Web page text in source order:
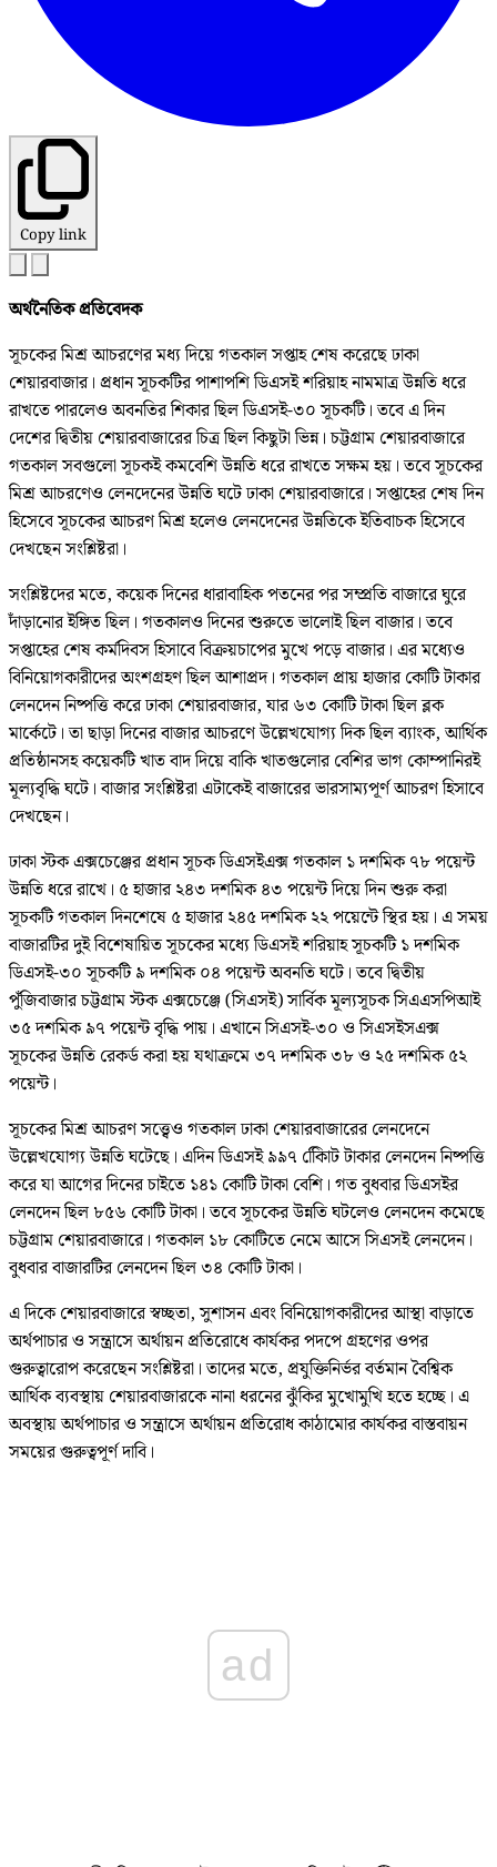
Copy link
অর্থনৈতিক প্রতিবেদক
সূচকের মিশ্র আচরণের মধ্য দিয়ে গতকাল সপ্তাহ শেষ করেছে ঢাকা
শেয়ারবাজার। প্রধান সূচকটির পাশাপশি ডিএসই শরিয়াহ নামমাত্র উন্নতি ধরে
রাখতে পারলেও অবনতির শিকার ছিল ডিএসই-৩০ সূচকটি। তবে এ দিন
দেশের দ্বিতীয় শেয়ারবাজারের চিত্র ছিল কিছুটা ভিন্ন। চট্টগ্রাম শেয়ারবাজারে
গতকাল সবগুলো সূচকই কমবেশি উন্নতি ধরে রাখতে সক্ষম হয়। তবে সূচকের
মিশ্র আচরণেও লেনদেনের উন্নতি ঘটে ঢাকা শেয়ারবাজারে। সপ্তাহের শেষ দিন
হিসেবে সূচকের আচরণ মিশ্র হলেও লেনদেনের উন্নতিকে ইতিবাচক হিসেবে
দেখছেন সংশ্লিষ্টরা।
সংশ্লিষ্টদের মতে, কয়েক দিনের ধারাবাহিক পতনের পর সম্প্রতি বাজারে ঘুরে
দাঁড়ানোর ইঙ্গিত ছিল। গতকালও দিনের শুরুতে ভালোই ছিল বাজার। তবে
সপ্তাহের শেষ কর্মদিবস হিসাবে বিক্রয়চাপের মুখে পড়ে বাজার। এর মধ্যেও
বিনিয়োগকারীদের অংশগ্রহণ ছিল আশাপ্রদ। গতকাল প্রায় হাজার কোটি টাকার
লেনদেন নিষ্পত্তি করে ঢাকা শেয়ারবাজার, যার ৬৩ কোটি টাকা ছিল ব্লক
মার্কেটে। তা ছাড়া দিনের বাজার আচরণে উল্লেখযোগ্য দিক ছিল ব্যাংক, আর্থিক
প্রতিষ্ঠানসহ কয়েকটি খাত বাদ দিয়ে বাকি খাতগুলোর বেশির ভাগ কোম্পানিরই
মূল্যবৃদ্ধি ঘটে। বাজার সংশ্লিষ্টরা এটাকেই বাজারের ভারসাম্যপূর্ণ আচরণ হিসাবে
দেখছেন।
ঢাকা স্টক এক্সচেঞ্জের প্রধান সূচক ডিএসইএক্স গতকাল ১ দশমিক ৭৮ পয়েন্ট
উন্নতি ধরে রাখে। ৫ হাজার ২৪৩ দশমিক ৪৩ পয়েন্ট দিয়ে দিন শুরু করা
সূচকটি গতকাল দিনশেষে ৫ হাজার ২৪৫ দশমিক ২২ পয়েন্টে স্থির হয়। এ সময়
বাজারটির দুই বিশেষায়িত সূচকের মধ্যে ডিএসই শরিয়াহ সূচকটি ১ দশমিক
ডিএসই-৩০ সূচকটি ৯ দশমিক ০৪ পয়েন্ট অবনতি ঘটে। তবে দ্বিতীয়
পুঁজিবাজার চট্টগ্রাম স্টক এক্সচেঞ্জে (সিএসই) সার্বিক মূল্যসূচক সিএএসপিআই
৩৫ দশমিক ৯৭ পয়েন্ট বৃদ্ধি পায়। এখানে সিএসই-৩০ ও সিএসইসএক্স
সূচকের উন্নতি রেকর্ড করা হয় যথাক্রমে ৩৭ দশমিক ৩৮ ও ২৫ দশমিক ৫২
পয়েন্ট।
সূচকের মিশ্র আচরণ সত্ত্বেও গতকাল ঢাকা শেয়ারবাজারের লেনদেনে
উল্লেখযোগ্য উন্নতি ঘটেছে। এদিন ডিএসই ৯৯৭ কোিিট টাকার লেনদেন নিষ্পত্তি
করে যা আগের দিনের চাইতে ১৪১ কোটি টাকা বেশি। গত বুধবার ডিএসইর
লেনদেন ছিল ৮৫৬ কোটি টাকা। তবে সূচকের উন্নতি ঘটলেও লেনদেন কমেছে
চট্টগ্রাম শেয়ারবাজারে। গতকাল ১৮ কোটিতে নেমে আসে সিএসই লেনদেন।
বুধবার বাজারটির লেনদেন ছিল ৩৪ কোটি টাকা।
এ দিকে শেয়ারবাজারে স্বচ্ছতা, সুশাসন এবং বিনিয়োগকারীদের আস্থা বাড়াতে
অর্থপাচার ও সন্ত্রাসে অর্থায়ন প্রতিরোধে কার্যকর পদপে গ্রহণের ওপর
গুরুত্বারোপ করেছেন সংশ্লিষ্টরা। তাদের মতে, প্রযুক্তিনির্ভর বর্তমান বৈশ্বিক
আর্থিক ব্যবস্থায় শেয়ারবাজারকে নানা ধরনের ঝুঁকির মুখোমুখি হতে হচ্ছে। এ
অবস্থায় অর্থপাচার ও সন্ত্রাসে অর্থায়ন প্রতিরোধ কাঠামোর কার্যকর বাস্তবায়ন
সময়ের গুরুত্বপূর্ণ দাবি।
ad